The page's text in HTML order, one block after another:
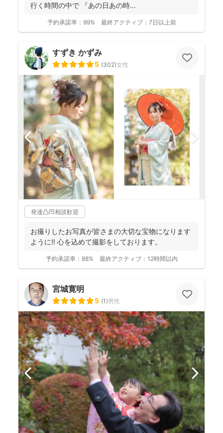
行く時間の中で 『あの日あの時...
予約承諾率： 99% 最終アクティブ： 7日以上前
すずき かずみ
5 (302)女性
発達凸凹相談歓迎
お撮りしたお写真が皆さまの大切な宝物になります
ように‼︎ 心を込めて撮影をしております。
予約承諾率： 88% 最終アクティブ： 12時間以内
宮城寛明
5 (1)男性